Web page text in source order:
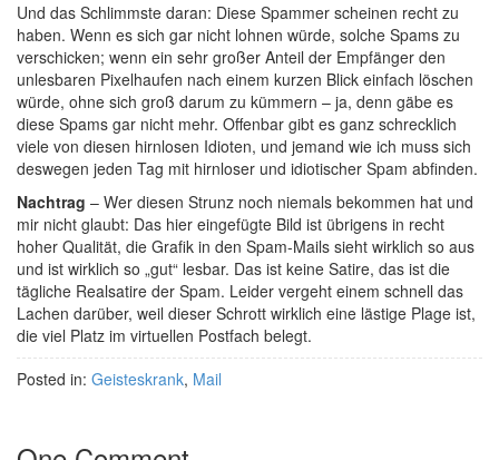
Und das Schlimmste daran: Diese Spammer scheinen recht zu
haben. Wenn es sich gar nicht lohnen würde, solche Spams zu
verschicken; wenn ein sehr großer Anteil der Empfänger den
unlesbaren Pixelhaufen nach einem kurzen Blick einfach löschen
würde, ohne sich groß darum zu kümmern – ja, denn gäbe es
diese Spams gar nicht mehr. Offenbar gibt es ganz schrecklich
viele von diesen hirnlosen Idioten, und jemand wie ich muss sich
deswegen jeden Tag mit hirnloser und idiotischer Spam abfinden.
Nachtrag – Wer diesen Strunz noch niemals bekommen hat und
mir nicht glaubt: Das hier eingefügte Bild ist übrigens in recht
hoher Qualität, die Grafik in den Spam-Mails sieht wirklich so aus
und ist wirklich so „gut“ lesbar. Das ist keine Satire, das ist die
tägliche Realsatire der Spam. Leider vergeht einem schnell das
Lachen darüber, weil dieser Schrott wirklich eine lästige Plage ist,
die viel Platz im virtuellen Postfach belegt.
Posted in: Geisteskrank, Mail